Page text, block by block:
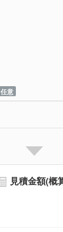
任意
見積金額(概